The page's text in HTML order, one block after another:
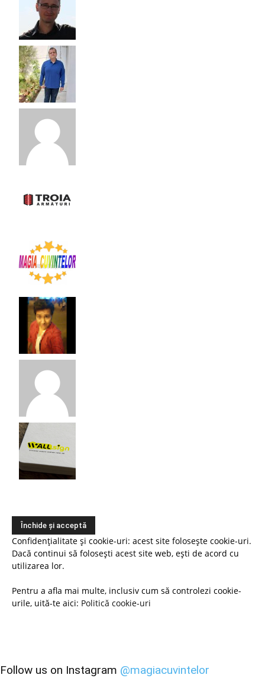
Confidențialitate și cookie-uri: acest site folosește cookie-uri.
Dacă continui să folosești acest site web, ești de acord cu
utilizarea lor.
Pentru a afla mai multe, inclusiv cum să controlezi cookie-
urile, uită-te aici: Politică cookie-uri
Follow us on Instagram @magiacuvintelor